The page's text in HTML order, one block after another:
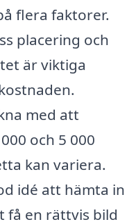
flera faktorer.
placering och
är viktiga
med att
och 5 000
kan variera.
idé att hämta in
en rättvis bild